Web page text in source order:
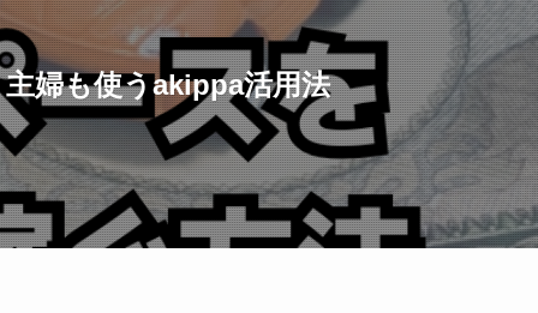
婦も使うakippa活用法